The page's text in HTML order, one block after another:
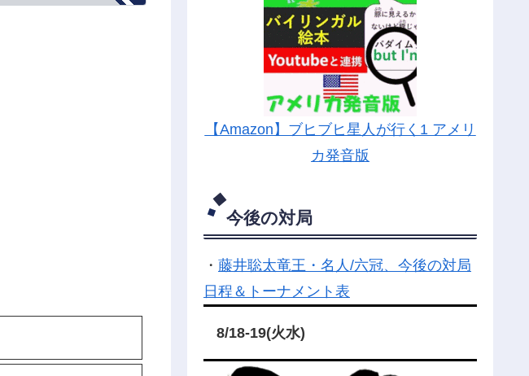
【Amazon】ブヒブヒ星人が行く1 アメリ
カ発音版
今後の対局
・ 藤井聡太竜王・名人/六冠、今後の対局
日程＆トーナメント表
8/18-19(火水)